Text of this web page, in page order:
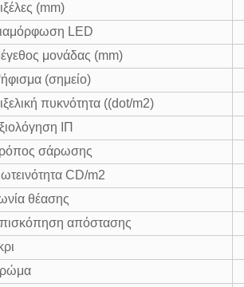
(mm)
LED
μονάδας (mm)
(σημείο)
πυκνότητα ((dot/m2)
ΙΠ
σάρωσης
CD/m2
θέασης
απόστασης